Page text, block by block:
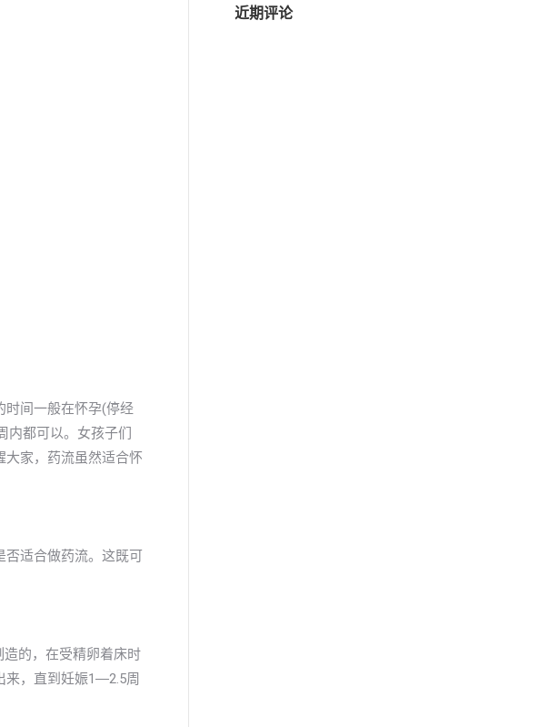
时间一般在怀孕(停经
内都可以。女孩子们
家，药流虽然适合怀
否适合做药流。这既可
的，在受精卵着床时
来，直到妊娠1―2.5周
近期评论